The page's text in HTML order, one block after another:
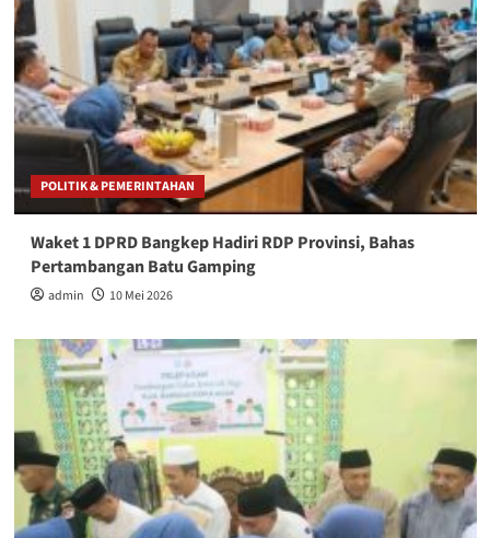
POLITIK & PEMERINTAHAN
Waket 1 DPRD Bangkep Hadiri RDP Provinsi, Bahas
Pertambangan Batu Gamping
admin 10 Mei 2026